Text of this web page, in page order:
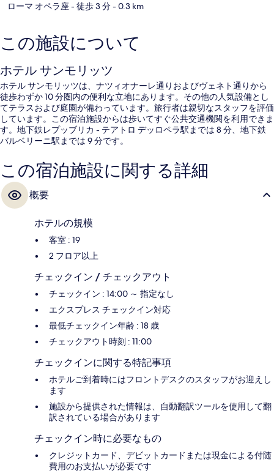
ローマ オペラ座 - 徒歩 3 分- 0.3 km
この施設について
ホテル サンモリッツ
ホテル サンモリッツは、ナツィオナーレ通りおよびヴェネト通りから
徒歩わずか 10 分圏内の便利な立地にあります。その他の人気設備とし
てテラスおよび庭園が備わっています。旅行者は親切なスタッフを評価
しています。この宿泊施設からは歩いてすぐ公共交通機関を利用できま
す。地下鉄レプッブリカ - テアトロ デッロペラ駅までは 8 分、地下鉄
バルベリーニ駅までは 9 分です。
この宿泊施設に関する詳細
概要
ホテルの規模
客室 : 19
2 フロア以上
チェックイン / チェックアウト
チェックイン : 14:00 ～ 指定なし
エクスプレス チェックイン対応
最低チェックイン年齢 : 18 歳
チェックアウト時刻 : 11:00
チェックインに関する特記事項
ホテルご到着時にはフロントデスクのスタッフがお迎えし
ます
施設から提供された情報は、自動翻訳ツールを使用して翻
訳されている場合があります
チェックイン時に必要なもの
クレジットカード、デビットカードまたは現金による付随
費用のお支払いが必要です